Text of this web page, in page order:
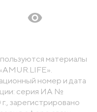
материалы
номер и дата
серия ИА №
зарегистрировано